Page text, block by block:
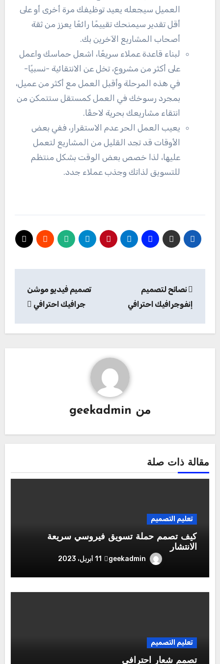
العميل سيجعله يعيد توظيفك مرة أخرى أو على
أقل تقدير سيمنحك تقييمًا رائعًا يعزز من ثقة
أصحاب المشاريع الآخرين بك.
لبناء قاعدة عملاء سريعًا، اشعل حماسك واعمل
على أكثر من مشروع، تخل عن الانتقائية -نسبيًا-
في هذه المرحلة وأقبل العمل مع أكثر من عميل،
بمجرد رسوخك في العمل كمستقل ستتمكن من
انتقاء مشاريعك بحرية لاحقًا.
يعيب العمل الحر عدم الاستقرار، ففي بعض
الأوقات قد تجد القليل من المشاريع لتعمل
عليها، لذا خصص بعض الوقت بشكل منتظم
للتسويق لذاتك وجذب عملاء جدد.
المقالات
نصائح لتصميم
إنفوجرافيك احترافي
تصميم فيديو موشن
جرافيك احترافي
من geekadmin
مقالة ذات صلة
تعليم التصميم
كيف تصمم حملة تسويق فيروسي سريعة
الانتشار
geekadmin 11 أبريل، 2023
تعليم التصميم
تصمم شعار احترافي